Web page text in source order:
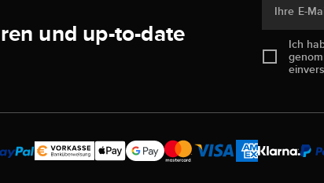
und up-to-date
Ihre E-
Ich